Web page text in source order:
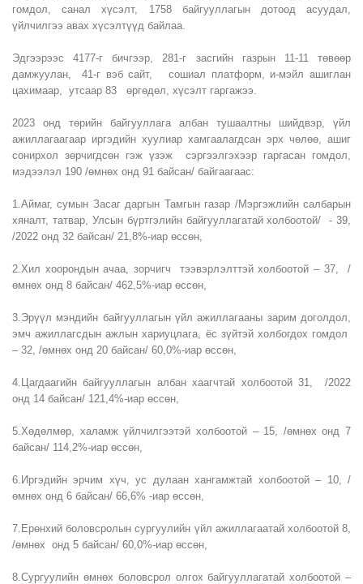
гомдол, санал хүсэлт, 1758 байгууллагын дотоод асуудал,
үйлчилгээ авах хүсэлтүүд байлаа.
Эдгээрээс 4177-г бичгээр, 281-г засгийн газрын 11-11 төвөөр
дамжуулан, 41-г вэб сайт, сошиал платформ, и-мэйл ашиглан
цахимаар, утсаар 83 өргөдөл, хүсэлт гаргажээ.
2023 онд төрийн байгууллага албан тушаалтны шийдвэр, үйл
ажиллагаагаар иргэдийн хуулиар хамгаалагдсан эрх чөлөө, ашиг
сонирхол зөрчигдсөн гэж үзэж сэргээлгэхээр гаргасан гомдол,
мэдээлэл 190 /өмнөх онд 91 байсан/ байгаагаас:
1.Аймаг, сумын Засаг даргын Тамгын газар /Мэргэжлийн салбарын
хяналт, татвар, Улсын бүртгэлийн байгууллагатай холбоотой/ - 39,
/2022 онд 32 байсан/ 21,8%-иар өссөн,
2.Хил хоорондын ачаа, зорчигч тээвэрлэлттэй холбоотой – 37, /
өмнөх онд 8 байсан/ 462,5%-иар өссөн,
3.Эрүүл мэндийн байгууллагын үйл ажиллагааны зарим доголдол,
эмч ажиллагсдын ажлын хариуцлага, ёс зүйтэй холбогдох гомдол
– 32, /өмнөх онд 20 байсан/ 60,0%-иар өссөн,
4.Цагдаагийн байгууллагын албан хаагчтай холбоотой 31, /2022
онд 14 байсан/ 121,4%-иар өссөн,
5.Хөдөлмөр, халамж үйлчилгээтэй холбоотой – 15, /өмнөх онд 7
байсан/ 114,2%-иар өссөн,
6.Иргэдийн эрчим хүч, ус дулаан хангамжтай холбоотой – 10, /
өмнөх онд 6 байсан/ 66,6% -иар өссөн,
7.Ерөнхий боловсролын сургуулийн үйл ажиллагаатай холбоотой 8,
/өмнөх онд 5 байсан/ 60,0%-иар өссөн,
8.Сургуулийн өмнөх боловсрол олгох байгууллагатай холбоотой –